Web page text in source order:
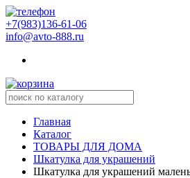
+7(983)136-61-06
info@avto-888.ru
Главная
Каталог
ТОВАРЫ ДЛЯ ДОМА
Шкатулка для украшений
Шкатулка для украшений